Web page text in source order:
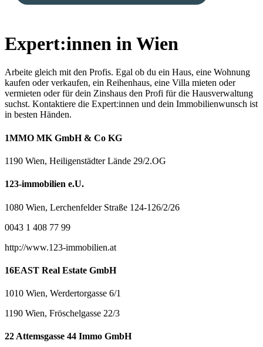
Expert:innen in Wien
Arbeite gleich mit den Profis. Egal ob du ein Haus, eine Wohnung
kaufen oder verkaufen, ein Reihenhaus, eine Villa mieten oder
vermieten oder für dein Zinshaus den Profi für die Hausverwaltung
suchst. Kontaktiere die Expert:innen und dein Immobilienwunsch ist
in besten Händen.
1MMO MK GmbH & Co KG
1190 Wien, Heiligenstädter Lände 29/2.OG
123-immobilien e.U.
1080 Wien, Lerchenfelder Straße 124-126/2/26
0043 1 408 77 99
http://www.123-immobilien.at
16EAST Real Estate GmbH
1010 Wien, Werdertorgasse 6/1
1190 Wien, Fröschelgasse 22/3
22 Attemsgasse 44 Immo GmbH